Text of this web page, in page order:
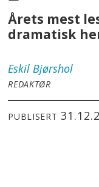
Årets mest
dramatisk
Eskil Bjørshol
REDAKTØR
PUBLISERT